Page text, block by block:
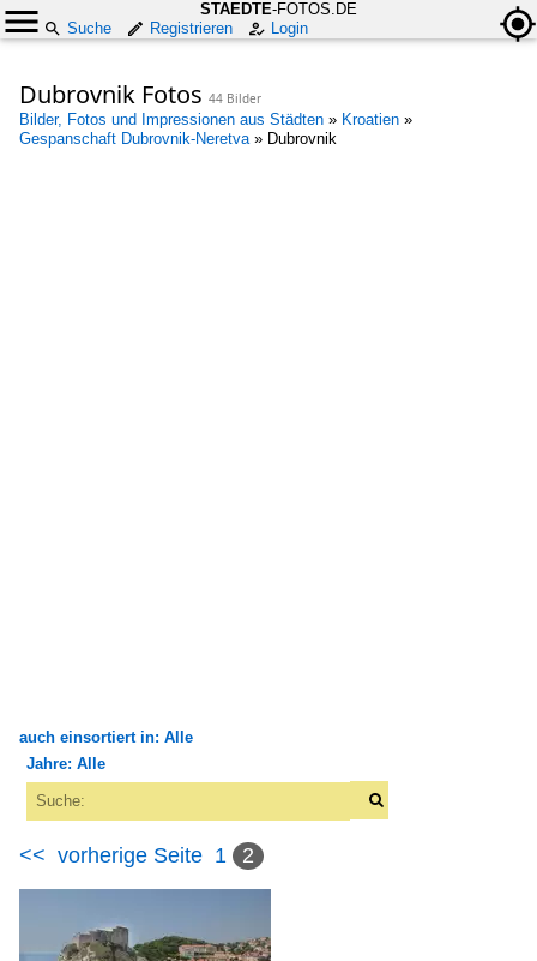
STAEDTE-FOTOS.DE
Suche
Registrieren Login
Dubrovnik Fotos 44 Bilder
Bilder, Fotos und Impressionen aus Städten » Kroatien »
Gespanschaft Dubrovnik-Neretva» Dubrovnik
auch einsortiert in: Alle
Alle Kategorien
Bauwerke
Kroatien
Jahre: Alle
<< vorherige Seite 1 2